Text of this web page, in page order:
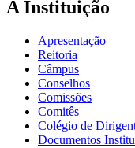
A Instituição
Apresentação
Reitoria
Câmpus
Conselhos
Comissões
Comitês
Colégio de
Documentos